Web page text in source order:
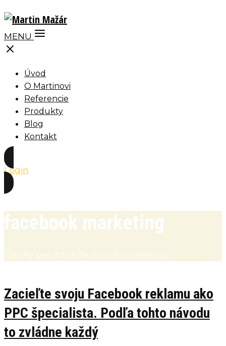
MENU
Úvod
O Martinovi
Referencie
Produkty
Blog
Kontakt
Login
facebook marketing
Články pre štítok facebook marketing
Zacieľte svoju Facebook reklamu ako
PPC špecialista. Podľa tohto návodu
to zvládne každý